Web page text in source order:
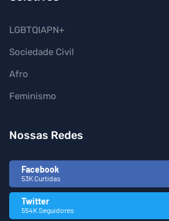
LGBTQIAPN+
Sociedade Civil
Afro
Feminismo
Nossas Redes
Facebook
53K Curtidas
Twitter
554K Seguidores